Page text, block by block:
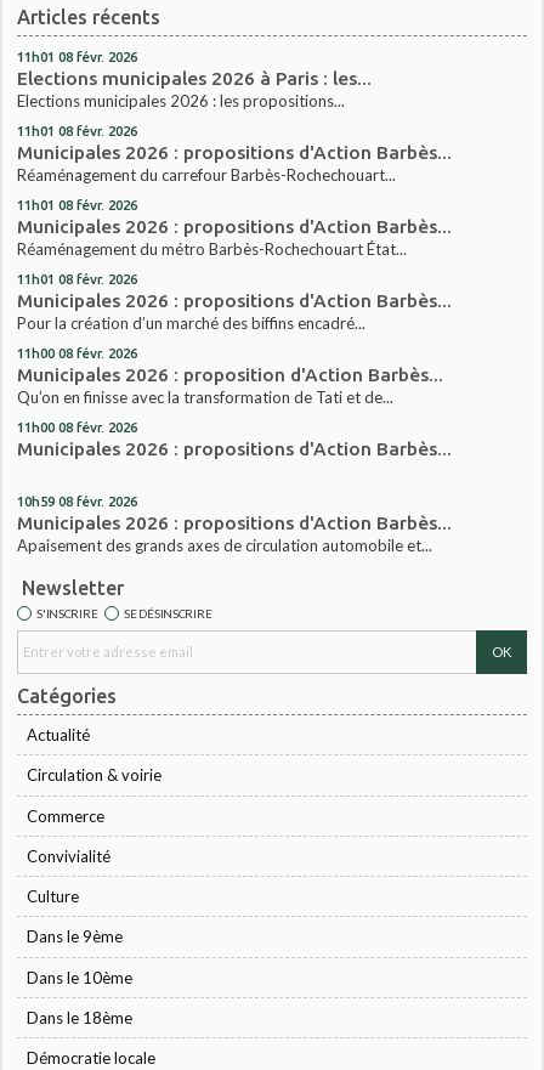
Articles récents
11h01 08 févr. 2026
Elections municipales 2026 à Paris : les...
Elections municipales 2026 : les propositions...
11h01 08 févr. 2026
Municipales 2026 : propositions d'Action Barbès...
Réaménagement du carrefour Barbès-Rochechouart...
11h01 08 févr. 2026
Municipales 2026 : propositions d'Action Barbès...
Réaménagement du métro Barbès-Rochechouart État...
11h01 08 févr. 2026
Municipales 2026 : propositions d'Action Barbès...
Pour la création d’un marché des biffins encadré...
11h00 08 févr. 2026
Municipales 2026 : proposition d'Action Barbès...
Qu’on en finisse avec la transformation de Tati et de...
11h00 08 févr. 2026
Municipales 2026 : propositions d'Action Barbès...
10h59 08 févr. 2026
Municipales 2026 : propositions d'Action Barbès...
Apaisement des grands axes de circulation automobile et...
Newsletter
S'INSCRIRE SE DÉSINSCRIRE
Catégories
Actualité
Circulation & voirie
Commerce
Convivialité
Culture
Dans le 9ème
Dans le 10ème
Dans le 18ème
Démocratie locale